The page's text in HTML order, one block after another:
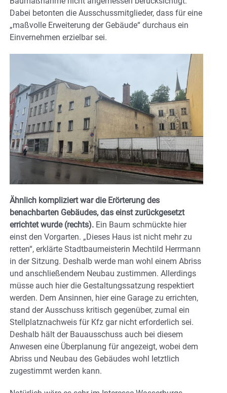
Dabei betonten die Ausschussmitglieder, dass für eine
„maßvolle Erweiterung der Gebäude“ durchaus ein
Einvernehmen erzielbar sei.
Ähnlich kompliziert war die Erörterung des
benachbarten Gebäudes, das einst zurückgesetzt
errichtet wurde (rechts). Ein Baum schmückte hier
einst den Vorgarten. „Dieses Haus ist nicht mehr zu
retten“, erklärte Stadtbaumeisterin Mechtild Herrmann
in der Sitzung. Deshalb werde man wohl einem Abriss
und anschließendem Neubau zustimmen. Allerdings
müsse auch hier die Gestaltungssatzung respektiert
werden. Dem Ansinnen, hier eine Garage zu errichten,
stand der Ausschuss kritisch gegenüber, zumal ein
Stellplatznachweis für Kfz gar nicht erforderlich sei.
Deshalb hält der Bauausschuss auch bei diesem
Anwesen eine Überplanung für angezeigt, wobei dem
Abriss und Neubau des Gebäudes wohl letztlich
zugestimmt werden kann.